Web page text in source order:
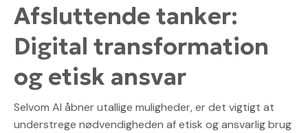
Afsluttende tanker:
Digital transformation
og etisk ansvar
Selvom AI åbner utallige muligheder, er det vigtigt at
understrege nødvendigheden af etisk og ansvarlig brug